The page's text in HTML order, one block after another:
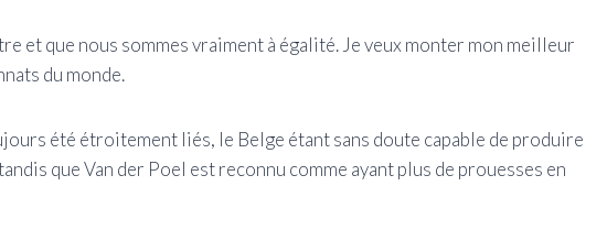
et que nous sommes vraiment à égalité. Je veux monter mon meilleur
du monde.
été étroitement liés, le Belge étant sans doute capable de produire
que Van der Poel est reconnu comme ayant plus de prouesses en